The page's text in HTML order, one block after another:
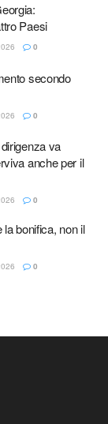
Paesi
0
secondo
0
va
anche per il
0
bonifica, non il
0